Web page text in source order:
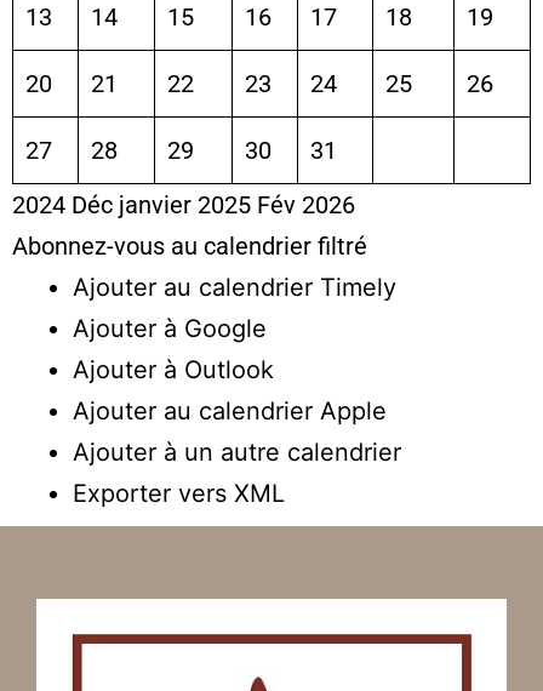
13 14 15 16 17 18 19
20 21 22 23 24 25 26
27 28 29 30
31
2024 Déc janvier 2025 Fév 2026
Abonnez-vous au calendrier filtré
Ajouter au calendrier Timely
Ajouter à Google
Ajouter à Outlook
Ajouter au calendrier Apple
Ajouter à un autre calendrier
Exporter vers XML